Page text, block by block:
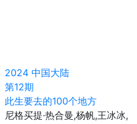
2024 中国大陆
第12期
此生要去的100个地方
尼格买提·热合曼,杨帆,王冰冰,